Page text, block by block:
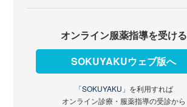
オンライン服薬指導を受ける
SOKUYAKUウェブ版へ
「SOKUYAKU」 を利用すれば
オンライン診療・服薬指導の受診から